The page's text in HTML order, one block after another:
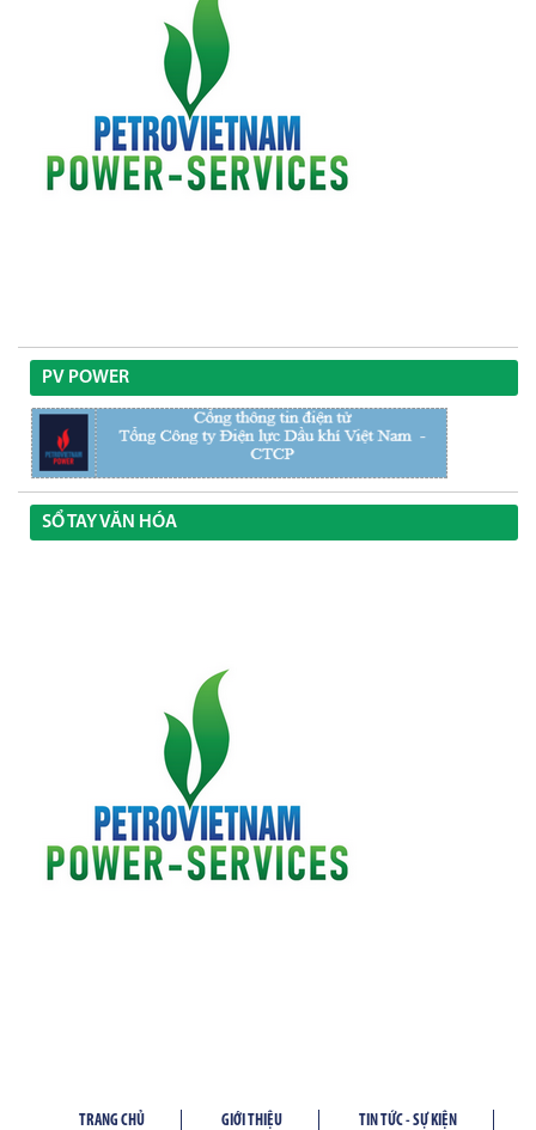
PV POWER
SỔ TAY VĂN HÓA
TRANG CHỦ GIỚI THIỆU TIN TỨC - SỰ KIỆN